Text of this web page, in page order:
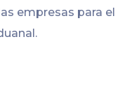
empresas para el